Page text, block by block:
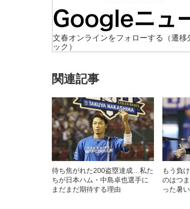
文春オンラインをフォローする
（遷
ック）
関連記事
待ち焦がれた200盗塁達成…私た
ちが日本ハム・中島卓也選手に
まだまだ期待する理由
もう負
のはつ
った暑